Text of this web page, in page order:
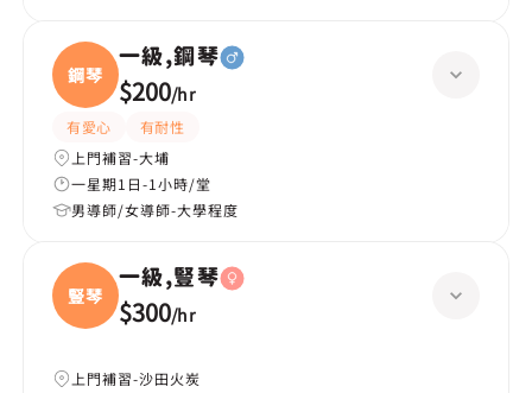
鋼琴
一級,鋼琴
$200/hr
有愛心
有耐性
上門補習-大埔
一星期1日-1小時/堂
男導師/女導師-大學程度
豎琴
一級,豎琴
$300/hr
上門補習-沙田火炭